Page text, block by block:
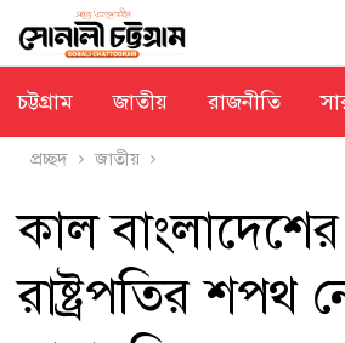
চট্টগ্রাম জাতীয় রাজনীতি
প্রচ্ছদ জাতীয়
কাল
রাষ্ট্রপতির শপথ